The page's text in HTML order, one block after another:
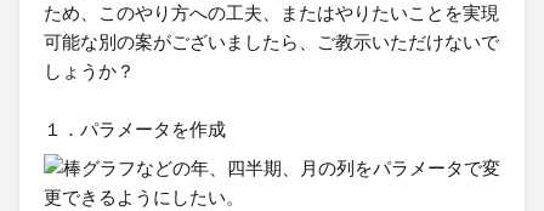
ため、このやり方への工夫、またはやりたいことを実現
可能な別の案がございましたら、ご教示いただけないで
しょうか？
１．パラメータを作成